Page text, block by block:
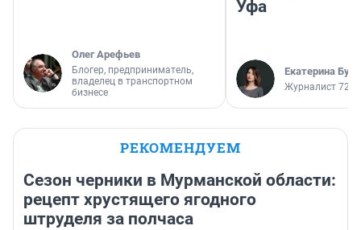
Олег Арефьев
Блогер, предприниматель,
владелец в транспортном
бизнесе
Уфа
Екатерина
Журналист
РЕКОМЕНДУЕМ
Сезон черники в Мурманской области:
рецепт хрустящего ягодного
штруделя за полчаса